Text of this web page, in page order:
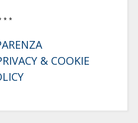
* *
& COOKIE